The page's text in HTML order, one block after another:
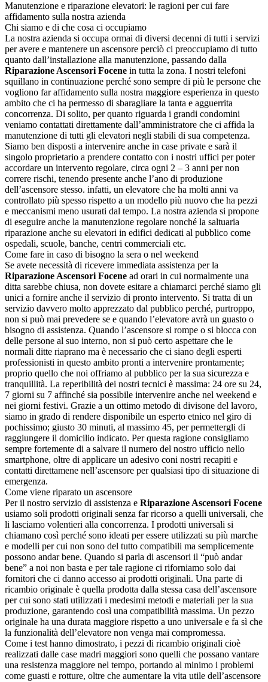
Manutenzione e riparazione elevatori: le ragioni per cui fare
affidamento sulla nostra azienda
Chi siamo e di che cosa ci occupiamo
La nostra azienda si occupa ormai di diversi decenni di tutti i servizi
per avere e mantenere un ascensore perciò ci preoccupiamo di tutto
quanto dall’installazione alla manutenzione, passando dalla
Riparazione Ascensori Focene in tutta la zona. I nostri telefoni
squillano in continuazione perché sono sempre di più le persone che
vogliono far affidamento sulla nostra maggiore esperienza in questo
ambito che ci ha permesso di sbaragliare la tanta e agguerrita
concorrenza. Di solito, per quanto riguarda i grandi condomini
veniamo contattati direttamente dall’amministratore che ci affida la
manutenzione di tutti gli elevatori negli stabili di sua competenza.
Siamo ben disposti a intervenire anche in case private e sarà il
singolo proprietario a prendere contatto con i nostri uffici per poter
accordare un intervento regolare, circa ogni 2 – 3 anni per non
correre rischi, tenendo presente anche l’ano di produzione
dell’ascensore stesso. infatti, un elevatore che ha molti anni va
controllato più spesso rispetto a un modello più nuovo che ha pezzi
e meccanismi meno usurati dal tempo. La nostra azienda si propone
di eseguire anche la manutenzione regolare nonché la saltuaria
riparazione anche su elevatori in edifici dedicati al pubblico come
ospedali, scuole, banche, centri commerciali etc.
Come fare in caso di bisogno la sera o nel weekend
Se avete necessità di ricevere immediata assistenza per la
Riparazione Ascensori Focene ad orari in cui normalmente una
ditta sarebbe chiusa, non dovete esitare a chiamarci perché siamo gli
unici a fornire anche il servizio di pronto intervento. Si tratta di un
servizio davvero molto apprezzato dal pubblico perché, purtroppo,
non si può mai prevedere se e quando l’elevatore avrà un guasto o
bisogno di assistenza. Quando l’ascensore si rompe o si blocca con
delle persone al suo interno, non si può certo aspettare che le
normali ditte riaprano ma è necessario che ci siano degli esperti
professionisti in questo ambito pronti a intervenire prontamente;
proprio quello che noi offriamo al pubblico per la sua sicurezza e
tranquillità. La reperibilità dei nostri tecnici è massima: 24 ore su 24,
7 giorni su 7 affinché sia possibile intervenire anche nel weekend e
nei giorni festivi. Grazie a un ottimo metodo di divisone del lavoro,
siamo in grado di rendere disponibile un esperto etnico nel giro di
pochissimo; giusto 30 minuti, al massimo 45, per permettergli di
raggiungere il domicilio indicato. Per questa ragione consigliamo
sempre fortemente di a salvare il numero del nostro ufficio nello
smartphone, oltre di applicare un adesivo coni nostri recapiti e
contatti direttamene nell’ascensore per qualsiasi tipo di situazione di
emergenza.
Come viene riparato un ascensore
Per il nostro servizio di assistenza e Riparazione Ascensori Focene
usiamo soli prodotti originali senza far ricorso a quelli universali, che
li lasciamo volentieri alla concorrenza. I prodotti universali si
chiamano così perché sono ideati per essere utilizzati su più marche
e modelli per cui non sono del tutto compatibili ma semplicemente
possono andar bene. Quando si parla di ascensori il “può andar
bene” a noi non basta e per tale ragione ci riforniamo solo dai
fornitori che ci danno accesso ai prodotti originali. Una parte di
ricambio originale è quella prodotta dalla stessa casa dell’ascensore
per cui sono stati utilizzati i medesimi metodi e materiali per la sua
produzione, garantendo così una compatibilità massima. Un pezzo
originale ha una durata maggiore rispetto a uno universale e fa sì che
la funzionalità dell’elevatore non venga mai compromessa.
Come i test hanno dimostrato, i pezzi di ricambio originali cioè
realizzati dalle case madri maggiori sono quelli che possano vantare
una resistenza maggiore nel tempo, portando al minimo i problemi
come guasti e rotture, oltre che aumentare la vita utile dell’ascensore